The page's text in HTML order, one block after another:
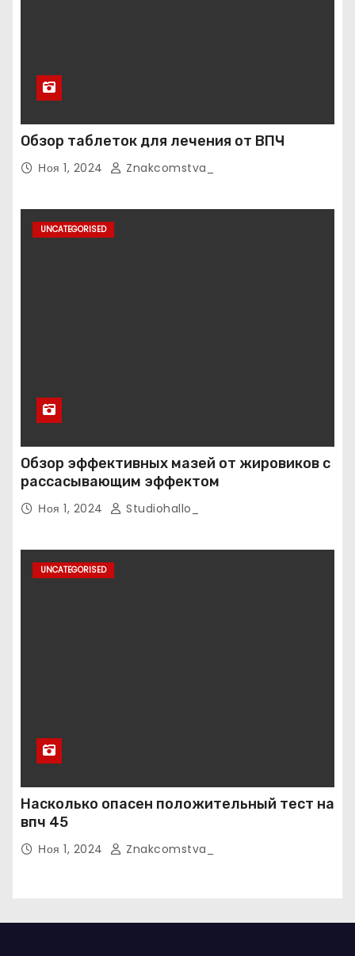
Обзор таблеток для лечения от ВПЧ
Ноя 1, 2024 Znakcomstva_
UNCATEGORISED
Обзор эффективных мазей от жировиков с
рассасывающим эффектом
Ноя 1, 2024 Studiohallo_
UNCATEGORISED
Насколько опасен положительный тест на
впч 45
Ноя 1, 2024 Znakcomstva_